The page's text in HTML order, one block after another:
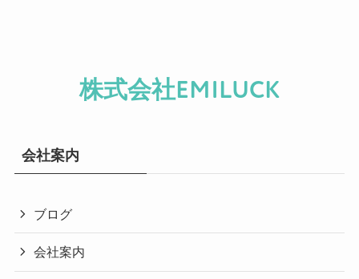
株式会社EMILUCK
会社案内
ブログ
会社案内